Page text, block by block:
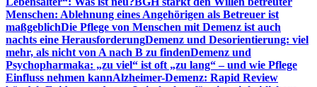
Menschen: Ablehnung eines Angehörigen als Betreuer ist
maßgeblichDie Pflege von Menschen mit Demenz ist auch
nachts eine HerausforderungDemenz und Desorientierung: viel
mehr, als nicht von A nach B zu findenDemenz und
Psychopharmaka: „zu viel“ ist oft „zu lang“ – und wie Pflege
Einfluss nehmen kannAlzheimer-Demenz: Rapid Review